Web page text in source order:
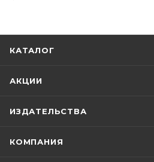
КАТАЛОГ
АКЦИИ
ИЗДАТЕЛЬСТВА
КОМПАНИЯ